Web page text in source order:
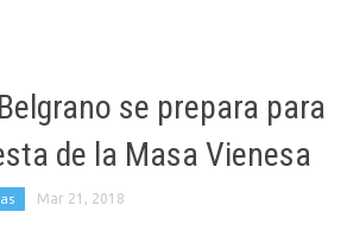
se prepara para
de la Masa Vienesa
Mar 21, 2018